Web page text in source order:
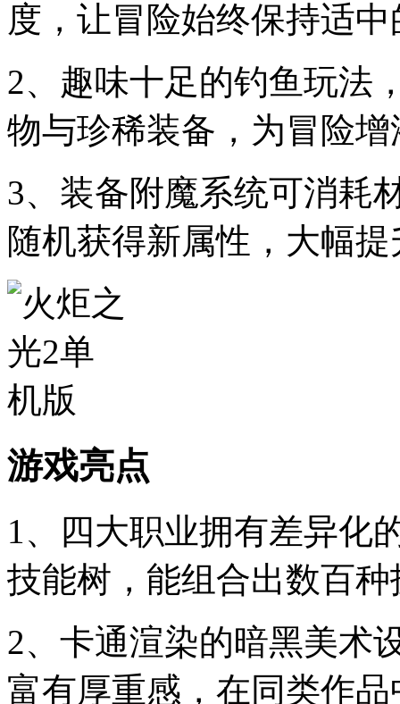
度，让冒险始终保持适
2、趣味十足的钓鱼玩法
物与珍稀装备，为冒险
3、装备附魔系统可消耗
随机获得新属性，大幅
游戏亮点
1、四大职业拥有差异化
技能树，能组合出数百
2、卡通渲染的暗黑美术
富有厚重感，在同类作